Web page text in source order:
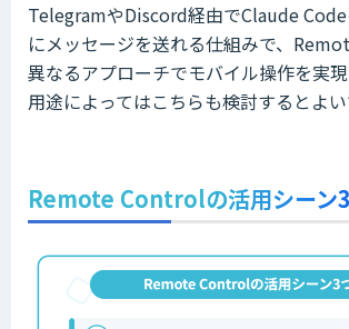
TelegramやDiscord経由でClaude
にメッセージを送れる仕組みで、
異なるアプローチでモバイル操作を実現
用途によってはこちらも検討するとよい
Remote Controlの活用シーン